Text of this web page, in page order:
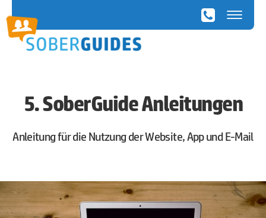
5. SoberGuide Anleitungen
Anleitung für die Nutzung der Website, App und E-Mail